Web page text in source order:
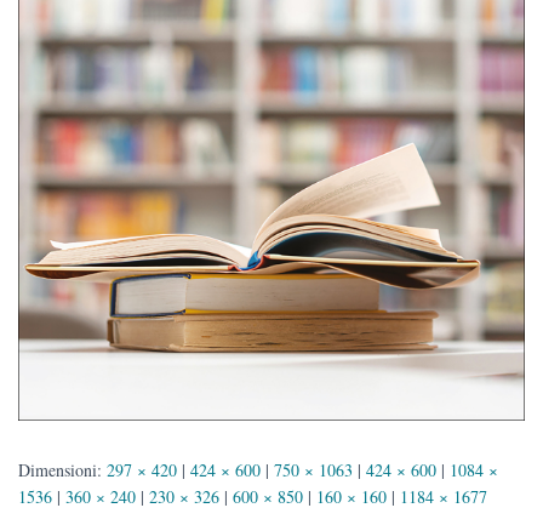
Dimensioni: 297 × 420 | 424 × 600 | 750 × 1063 | 424 × 600 | 1084 ×
1536 | 360 × 240 | 230 × 326 | 600 × 850 | 160 × 160 | 1184 × 1677